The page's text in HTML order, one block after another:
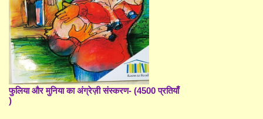
फुलिया और मुनिया का अंग्रेज़ी संस्करण- (4500 प्रतियाँ
)